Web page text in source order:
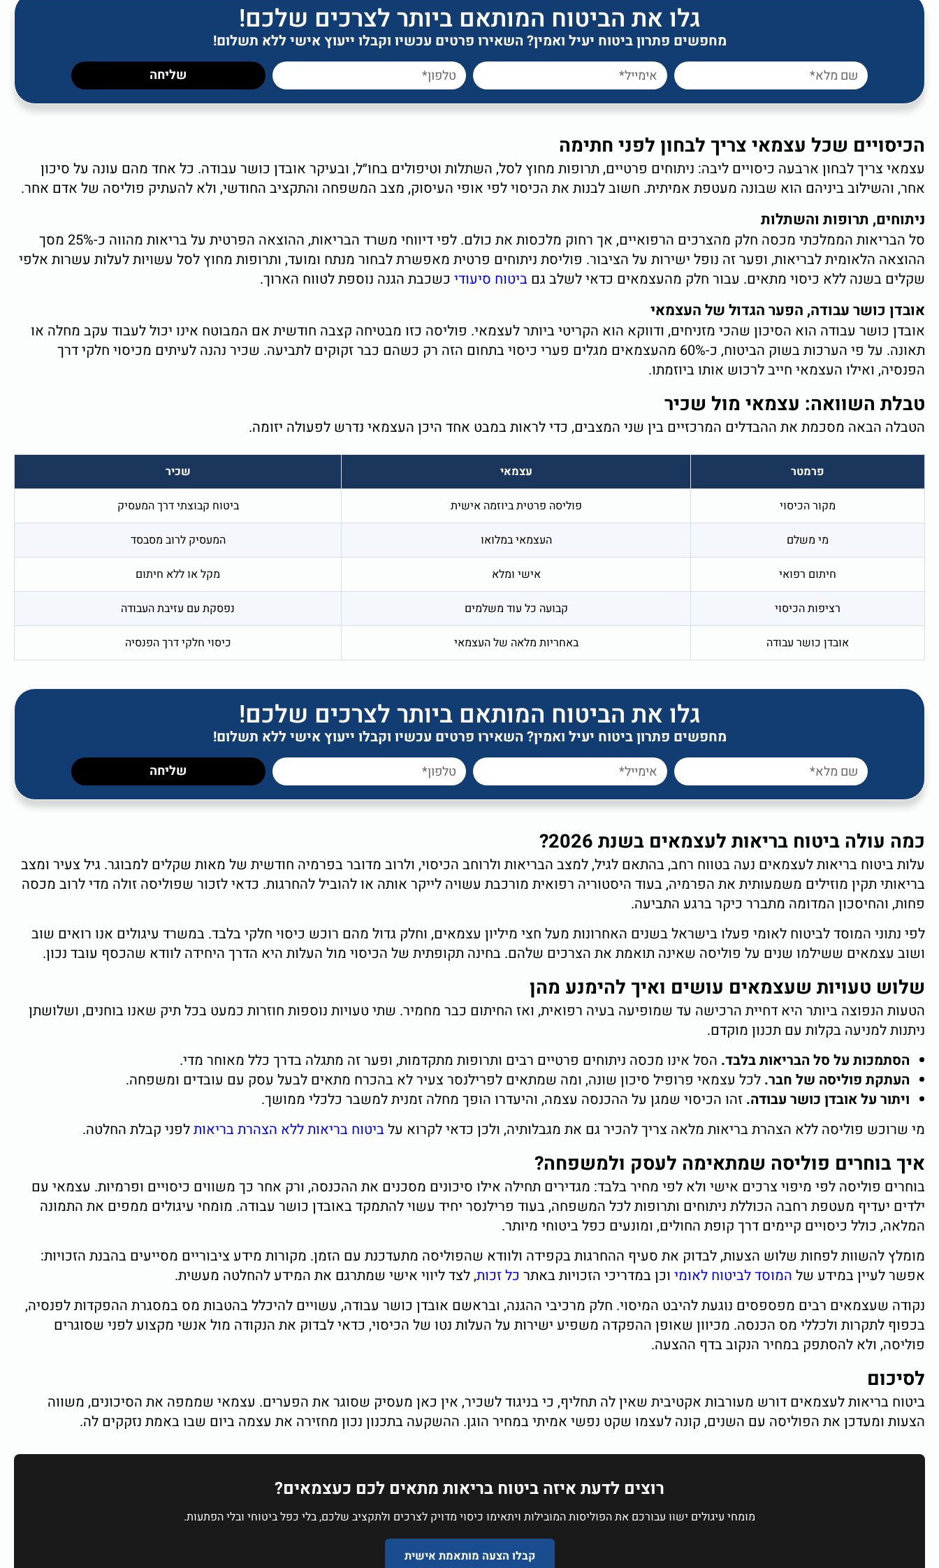
גלו את הביטוח המותאם ביותר לצרכים שלכם!
מחפשים פתרון ביטוח יעיל ואמין? השאירו פרטים עכשיו וקבלו ייעוץ אישי ללא תשלום!
שליחה
הכיסויים שכל עצמאי צריך לבחון לפני חתימה
עצמאי צריך לבחון ארבעה כיסויים ליבה: ניתוחים פרטיים, תרופות מחוץ לסל, השתלות וטיפולים בחו״ל, ובעיקר אובדן כושר עבודה. כל אחד מהם עונה על סיכון
אחר, והשילוב ביניהם הוא שבונה מעטפת אמיתית. חשוב לבנות את הכיסוי לפי אופי העיסוק, מצב המשפחה והתקציב החודשי, ולא להעתיק פוליסה של אדם אחר.
ניתוחים, תרופות והשתלות
סל הבריאות הממלכתי מכסה חלק מהצרכים הרפואיים, אך רחוק מלכסות את כולם. לפי דיווחי משרד הבריאות, ההוצאה הפרטית על בריאות מהווה כ-25% מסך
ההוצאה הלאומית לבריאות, ופער זה נופל ישירות על הציבור. פוליסת ניתוחים פרטית מאפשרת לבחור מנתח ומועד, ותרופות מחוץ לסל עשויות לעלות עשרות אלפי
שקלים בשנה ללא כיסוי מתאים. עבור חלק מהעצמאים כדאי לשלב גם ביטוח סיעודי כשכבת הגנה נוספת לטווח הארוך.
אובדן כושר עבודה, הפער הגדול של העצמאי
אובדן כושר עבודה הוא הסיכון שהכי מזניחים, ודווקא הוא הקריטי ביותר לעצמאי. פוליסה כזו מבטיחה קצבה חודשית אם המבוטח אינו יכול לעבוד עקב מחלה או
תאונה. על פי הערכות בשוק הביטוח, כ-60% מהעצמאים מגלים פערי כיסוי בתחום הזה רק כשהם כבר זקוקים לתביעה. שכיר נהנה לעיתים מכיסוי חלקי דרך
הפנסיה, ואילו העצמאי חייב לרכוש אותו ביוזמתו.
טבלת השוואה: עצמאי מול שכיר
הטבלה הבאה מסכמת את ההבדלים המרכזיים בין שני המצבים, כדי לראות במבט אחד היכן העצמאי נדרש לפעולה יזומה.
פרמטר עצמאי שכיר
מקור הכיסוי פוליסה פרטית ביוזמה אישית ביטוח קבוצתי דרך המעסיק
מי משלם העצמאי במלואו המעסיק לרוב מסבסד
חיתום רפואי אישי ומלא מקל או ללא חיתום
רציפות הכיסוי קבועה כל עוד משלמים נפסקת עם עזיבת העבודה
אובדן כושר עבודה באחריות מלאה של העצמאי כיסוי חלקי דרך הפנסיה
גלו את הביטוח המותאם ביותר לצרכים שלכם!
מחפשים פתרון ביטוח יעיל ואמין? השאירו פרטים עכשיו וקבלו ייעוץ אישי ללא תשלום!
שליחה
כמה עולה ביטוח בריאות לעצמאים בשנת 2026?
עלות ביטוח בריאות לעצמאים נעה בטווח רחב, בהתאם לגיל, למצב הבריאות ולרוחב הכיסוי, ולרוב מדובר בפרמיה חודשית של מאות שקלים למבוגר. גיל צעיר ומצב
בריאותי תקין מוזילים משמעותית את הפרמיה, בעוד היסטוריה רפואית מורכבת עשויה לייקר אותה או להוביל להחרגות. כדאי לזכור שפוליסה זולה מדי לרוב מכסה
פחות, והחיסכון המדומה מתברר כיקר ברגע התביעה.
לפי נתוני המוסד לביטוח לאומי פעלו בישראל בשנים האחרונות מעל חצי מיליון עצמאים, וחלק גדול מהם רוכש כיסוי חלקי בלבד. במשרד עיגולים אנו רואים שוב
ושוב עצמאים ששילמו שנים על פוליסה שאינה תואמת את הצרכים שלהם. בחינה תקופתית של הכיסוי מול העלות היא הדרך היחידה לוודא שהכסף עובד נכון.
שלוש טעויות שעצמאים עושים ואיך להימנע מהן
הטעות הנפוצה ביותר היא דחיית הרכישה עד שמופיעה בעיה רפואית, ואז החיתום כבר מחמיר. שתי טעויות נוספות חוזרות כמעט בכל תיק שאנו בוחנים, ושלושתן
ניתנות למניעה בקלות עם תכנון מוקדם.
הסתמכות על סל הבריאות בלבד. הסל אינו מכסה ניתוחים פרטיים רבים ותרופות מתקדמות, ופער זה מתגלה בדרך כלל מאוחר מדי.
העתקת פוליסה של חבר. לכל עצמאי פרופיל סיכון שונה, ומה שמתאים לפרילנסר צעיר לא בהכרח מתאים לבעל עסק עם עובדים ומשפחה.
ויתור על אובדן כושר עבודה. זהו הכיסוי שמגן על ההכנסה עצמה, והיעדרו הופך מחלה זמנית למשבר כלכלי ממושך.
מי שרוכש פוליסה ללא הצהרת בריאות מלאה צריך להכיר גם את מגבלותיה, ולכן כדאי לקרוא על ביטוח בריאות ללא הצהרת בריאותלפני קבלת החלטה.
איך בוחרים פוליסה שמתאימה לעסק ולמשפחה?
בוחרים פוליסה לפי מיפוי צרכים אישי ולא לפי מחיר בלבד: מגדירים תחילה אילו סיכונים מסכנים את ההכנסה, ורק אחר כך משווים כיסויים ופרמיות. עצמאי עם
ילדים יעדיף מעטפת רחבה הכוללת ניתוחים ותרופות לכל המשפחה, בעוד פרילנסר יחיד עשוי להתמקד באובדן כושר עבודה. מומחי עיגולים ממפים את התמונה
המלאה, כולל כיסויים קיימים דרך קופת החולים, ומונעים כפל ביטוחי מיותר.
מומלץ להשוות לפחות שלוש הצעות, לבדוק את סעיף ההחרגות בקפידה ולוודא שהפוליסה מתעדכנת עם הזמן. מקורות מידע ציבוריים מסייעים בהבנת הזכויות:
אפשר לעיין במידע של המוסד לביטוח לאומי וכן במדריכי הזכויות באתר כל זכות, לצד ליווי אישי שמתרגם את המידע להחלטה מעשית.
נקודה שעצמאים רבים מפספסים נוגעת להיבט המיסוי. חלק מרכיבי ההגנה, ובראשם אובדן כושר עבודה, עשויים להיכלל בהטבות מס במסגרת ההפקדות לפנסיה,
בכפוף לתקרות ולכללי מס הכנסה. מכיוון שאופן ההפקדה משפיע ישירות על העלות נטו של הכיסוי, כדאי לבדוק את הנקודה מול אנשי מקצוע לפני שסוגרים
פוליסה, ולא להסתפק במחיר הנקוב בדף ההצעה.
לסיכום
ביטוח בריאות לעצמאים דורש מעורבות אקטיבית שאין לה תחליף, כי בניגוד לשכיר, אין כאן מעסיק שסוגר את הפערים. עצמאי שממפה את הסיכונים, משווה
הצעות ומעדכן את הפוליסה עם השנים, קונה לעצמו שקט נפשי אמיתי במחיר הוגן. ההשקעה בתכנון נכון מחזירה את עצמה ביום שבו באמת נזקקים לה.
רוצים לדעת איזה ביטוח בריאות מתאים לכם כעצמאים?
מומחי עיגולים ישוו עבורכם את הפוליסות המובילות ויתאימו כיסוי מדויק לצרכים ולתקציב שלכם, בלי כפל ביטוחי ובלי הפתעות.
קבלו הצעה מותאמת אישית